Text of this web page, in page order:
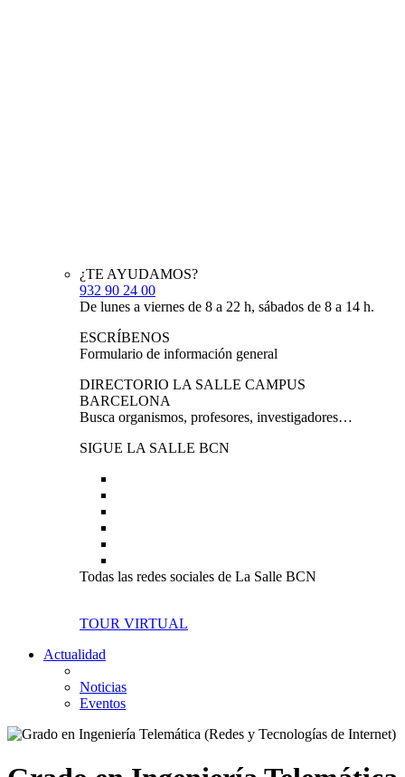
¿TE AYUDAMOS?
932 90 24 00
De lunes a viernes de 8 a 22 h, sábados de 8 a 14 h.
ESCRÍBENOS
Formulario de información general
DIRECTORIO LA SALLE CAMPUS
BARCELONA
Busca organismos, profesores, investigadores…
SIGUE LA SALLE BCN
Todas las redes sociales de La Salle BCN
TOUR VIRTUAL
Actualidad
Noticias
Eventos